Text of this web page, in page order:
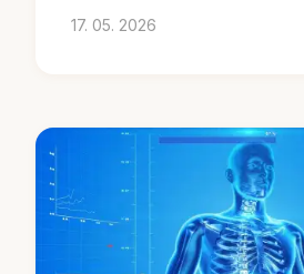
17. 05. 2026